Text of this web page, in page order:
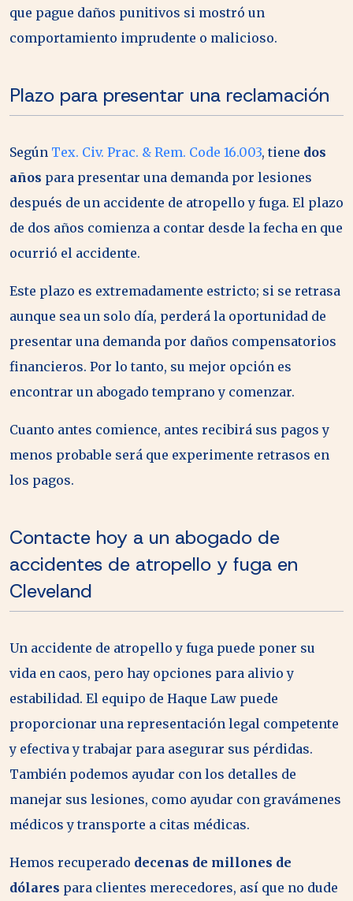
que pague daños punitivos si mostró un
comportamiento imprudente o malicioso.
Plazo para presentar una reclamación
Según Tex. Civ. Prac. & Rem. Code 16.003, tiene dos
años para presentar una demanda por lesiones
después de un accidente de atropello y fuga. El plazo
de dos años comienza a contar desde la fecha en que
ocurrió el accidente.
Este plazo es extremadamente estricto; si se retrasa
aunque sea un solo día, perderá la oportunidad de
presentar una demanda por daños compensatorios
financieros. Por lo tanto, su mejor opción es
encontrar un abogado temprano y comenzar.
Cuanto antes comience, antes recibirá sus pagos y
menos probable será que experimente retrasos en
los pagos.
Contacte hoy a un abogado de
accidentes de atropello y fuga en
Cleveland
Un accidente de atropello y fuga puede poner su
vida en caos, pero hay opciones para alivio y
estabilidad. El equipo de Haque Law puede
proporcionar una representación legal competente
y efectiva y trabajar para asegurar sus pérdidas.
También podemos ayudar con los detalles de
manejar sus lesiones, como ayudar con gravámenes
médicos y transporte a citas médicas.
Hemos recuperado decenas de millones de
dólares para clientes merecedores, así que no dude